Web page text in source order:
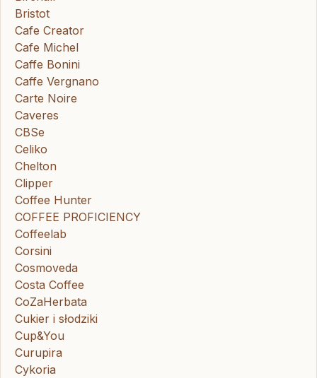
Bristot
Cafe Creator
Cafe Michel
Caffe Bonini
Caffe Vergnano
Carte Noire
Caveres
CBSe
Celiko
Chelton
Clipper
Coffee Hunter
COFFEE PROFICIENCY
Coffeelab
Corsini
Cosmoveda
Costa Coffee
CoZaHerbata
Cukier i słodziki
Cup&You
Curupira
Cykoria